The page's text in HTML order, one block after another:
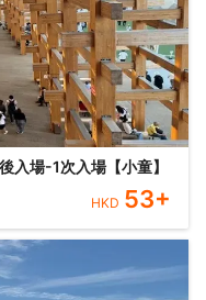
場-1次入場【小童】
HKD 53+